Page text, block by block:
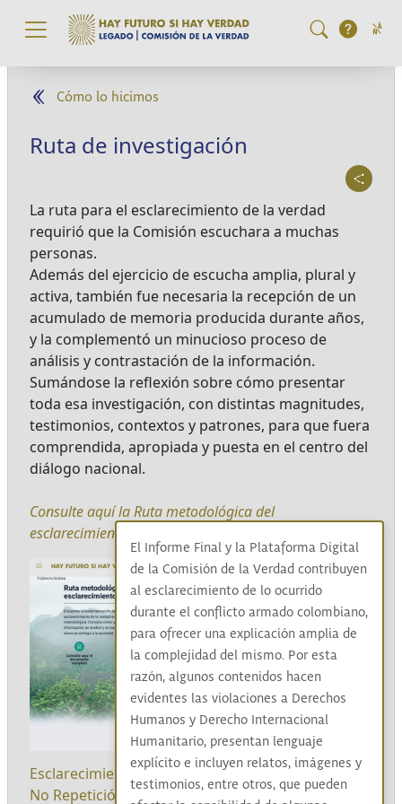
Pasar al contenido principal
Cómo lo hicimos
Ruta de investigación
La ruta para el esclarecimiento de la verdad
requirió que la Comisión escuchara a muchas
personas.
Además del ejercicio de escucha amplia, plural y
activa, también fue necesaria la recepción de un
acumulado de memoria producida durante años,
y la complementó un minucioso proceso de
análisis y contrastación de la información.
Sumándose la reflexión sobre cómo presentar
toda esa investigación, con distintas magnitudes,
testimonios, contextos y patrones, para que fuera
comprendida, apropiada y puesta en el centro del
diálogo nacional.
Consulte aquí la Ruta metodológica del
esclarecimiento de la verdad
Esclarecimiento|Reconocimiento|Convivencia|
No Repetición
|Diálogo social|Sistematización
El Informe Final y la Plataforma Digital
de la Comisión de la Verdad contribuyen
al esclarecimiento de lo ocurrido
durante el conflicto armado colombiano,
para ofrecer una explicación amplia de
la complejidad del mismo. Por esta
razón, algunos contenidos hacen
evidentes las violaciones a Derechos
Humanos y Derecho Internacional
Humanitario, presentan lenguaje
explícito e incluyen relatos, imágenes y
testimonios, entre otros, que pueden